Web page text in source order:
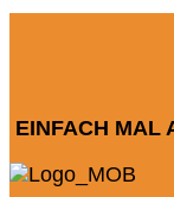
EINFACH MAL